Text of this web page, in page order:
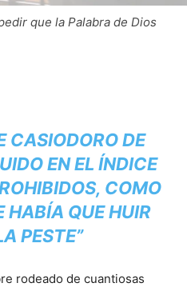
que la Palabra de Dios
CASIODORO DE
EN EL ÍNDICE
COMO
HABÍA QUE HUIR
PESTE”
rodeado de cuantiosas